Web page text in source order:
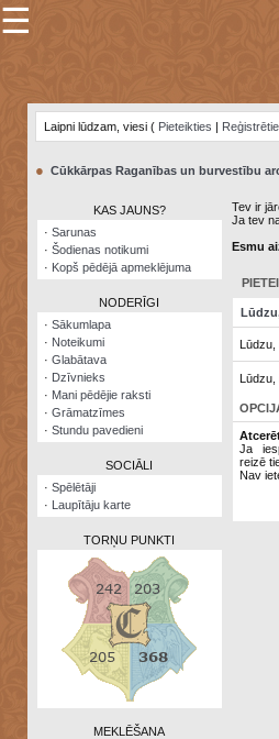
×
Šodienas
notikumi
Visatcera
almanahs
Arhīvs
Zināšanu
☰
Laipni lūdzam, viesi ( Pieteikties |
● Cūkkārpas Raganības un burvestību
KAS JAUNS?
· Sarunas
· Šodienas notikumi
· Kopš pēdējā apmeklējuma
NODERĪGI
· Sākumlapa
· Noteikumi
· Glabātava
· Dzīvnieks
· Mani pēdējie raksti
· Grāmatzīmes
· Stundu pavedieni
SOCIĀLI
· Spēlētāji
· Laupītāju karte
TORŅU PUNKTI
MEKLĒŠANA
Tev ir
Ja tev
Esmu
Lūdzu,
Lūdzu,
Ja
reizē
Nav